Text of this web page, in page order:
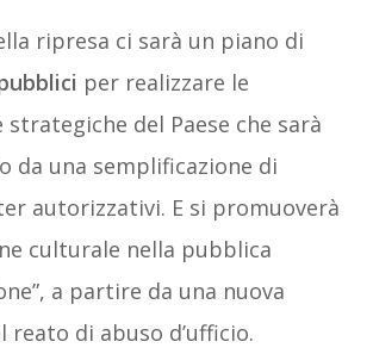
ripresa ci sarà un piano di
per realizzare le
del Paese che sarà
da una semplificazione di
autorizzativi. E si promuoverà
culturale nella pubblica
a partire da una nuova
reato di abuso d’ufficio.